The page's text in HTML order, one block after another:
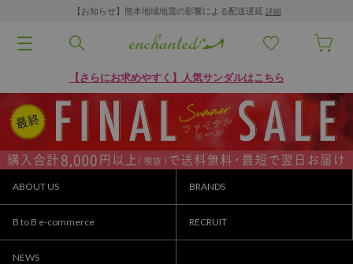
【お知らせ】熊本地域地震の影響による配送遅延 詳細
【さらにお求めやすく】人気サンダルはこちら
ABOUT US BRANDS
B to B e-commerce RECRUIT
NEWS